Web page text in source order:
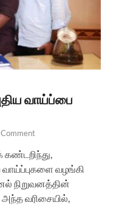
வாய்ப்பை
கண்டறிந்து,
வாய்ப்புகளை வழங்கி
நிறுவனத்தின்
வரிசையில்,